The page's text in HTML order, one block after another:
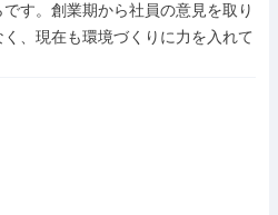
す。創業期から社員の意見を取り
、現在も環境づくりに力を入れて